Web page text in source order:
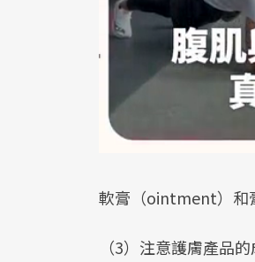
軟膏（ointment）和
（3）注意護膚產品的